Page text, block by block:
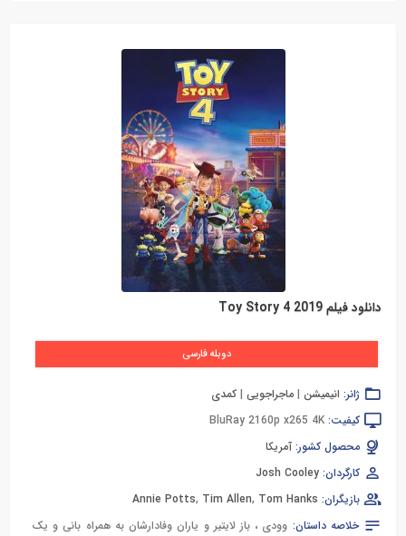
دانلود فیلم Toy Story 4 2019
دوبله فارسی
ژانر: انیمیشن | ماجراجویی | کمدی
کیفیت: BluRay 2160p x265 4K
محصول کشور: آمریکا
کارگردان: Josh Cooley
بازیگران:
Annie Potts, Tim Allen, Tom Hanks
خلاصه داستان: وودی ، باز لایتیر و یاران وفادارشان به همراه بانی و یک